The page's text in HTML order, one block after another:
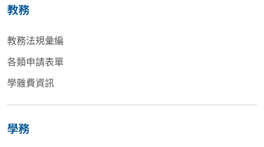
教務
教務法規彙編
各類申請表單
學雜費資訊
學務